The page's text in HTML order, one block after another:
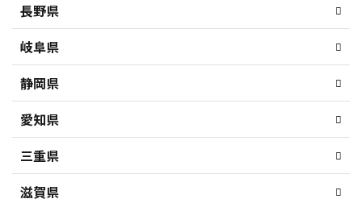
長野県
岐阜県
静岡県
愛知県
三重県
滋賀県